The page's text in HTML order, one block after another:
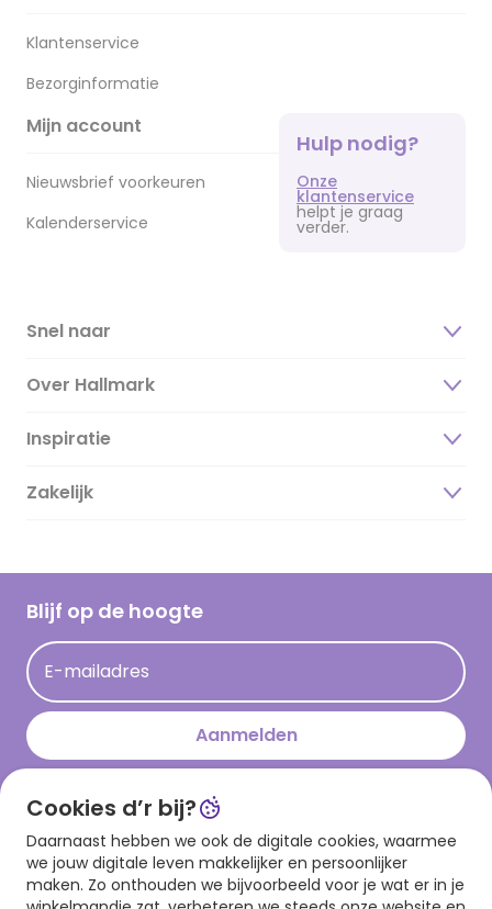
Klantenservice
Bezorginformatie
Mijn account
Nieuwsbrief voorkeuren
Kalenderservice
Hulp nodig?
Onze
klantenservice
helpt je graag
verder.
Snel naar
Over Hallmark
Over ons
Duurzaamheid
Hallmark Kaartclub
Acties
Persberichten
Hallmark en Kinderpostzegels
Inspiratie
Magazine
Cadeau inspiratie
Kaartinspiratie
Zakelijk
Blijf op de hoogte
E-mailadres
Aanmelden
Download onze app
Cookies d’r bij?
Daarnaast hebben we ook de digitale cookies, waarmee
we jouw digitale leven makkelijker en persoonlijker
maken. Zo onthouden we bijvoorbeeld voor je wat er in je